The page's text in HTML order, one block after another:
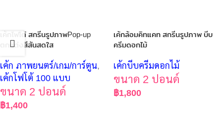
เค้กโฟโต้ สกรีนรูปภาพPop-up
ตกแต่งสีสันสดใส
เค้ก ภาพยนตร์/เกม/การ์ตูน,
เค้กโฟโต้ 100 แบบ
ขนาด 2 ปอนด์
฿1,400
เค้กล้อมคิทแคท สกรีนรูปภาพ บีบ
ครีมดอกไม้
เค้กบีบครีมดอกไม้
ขนาด 2 ปอนด์
฿1,800